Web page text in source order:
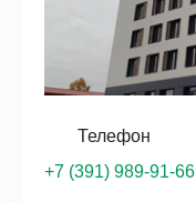
Телефон
+7 (391) 989-91-66